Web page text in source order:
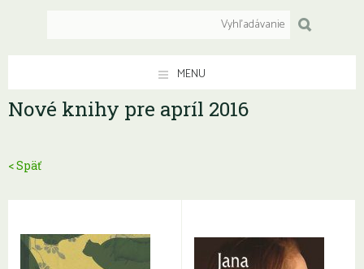
MENU
Nové knihy pre apríl 2016
< Späť